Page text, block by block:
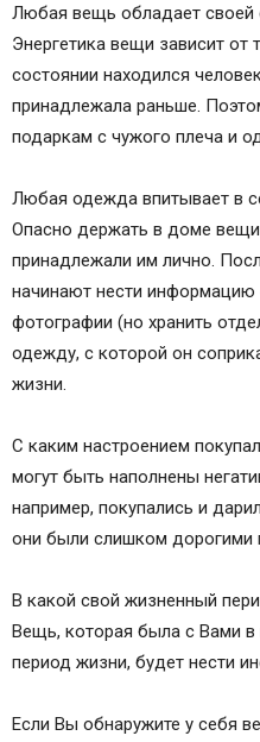
Любая вещь обладает своей
Энергетика вещи зависит от
состоянии находился
принадлежала раньше.
подаркам с чужого плеча и
Любая одежда впитывает в
Опасно держать в доме
принадлежали им лично.
начинают нести информацию
фотографии (но хранить
одежду, с которой он
жизни.
С каким настроением
могут быть наполнены
например, покупались и
они были слишком дорогими
В какой свой жизненный
Вещь, которая была с Вами
период жизни, будет нести
Если Вы обнаружите у себя